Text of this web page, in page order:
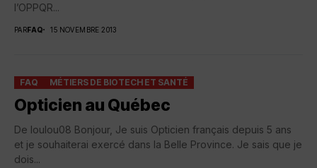
l’OPPQR...
PARFAQ 15 NOVEMBRE 2013
FAQ MÉTIERS DE BIOTECH ET SANTÉ
Opticien au Québec
De loulou08 Bonjour, Je suis Opticien français depuis 5 ans
et je souhaiterai exercé dans la Belle Province. Je sais que je
dois...